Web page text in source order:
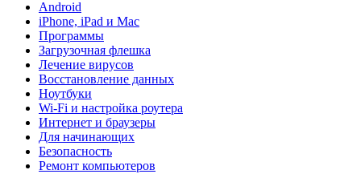
Android
iPhone, iPad и Mac
Программы
Загрузочная флешка
Лечение вирусов
Восстановление данных
Ноутбуки
Wi-Fi и настройка роутера
Интернет и браузеры
Для начинающих
Безопасность
Ремонт компьютеров